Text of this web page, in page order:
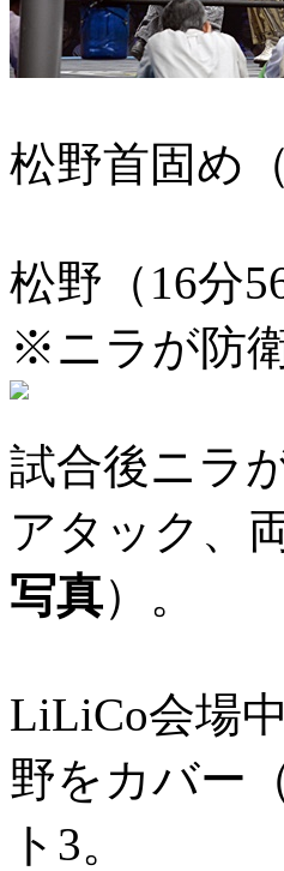
松野首固め（
松野（16分
※ニラが防
試合後ニラ
アタック、
写真）。
LiLiCo会場
野をカバー
ト3。